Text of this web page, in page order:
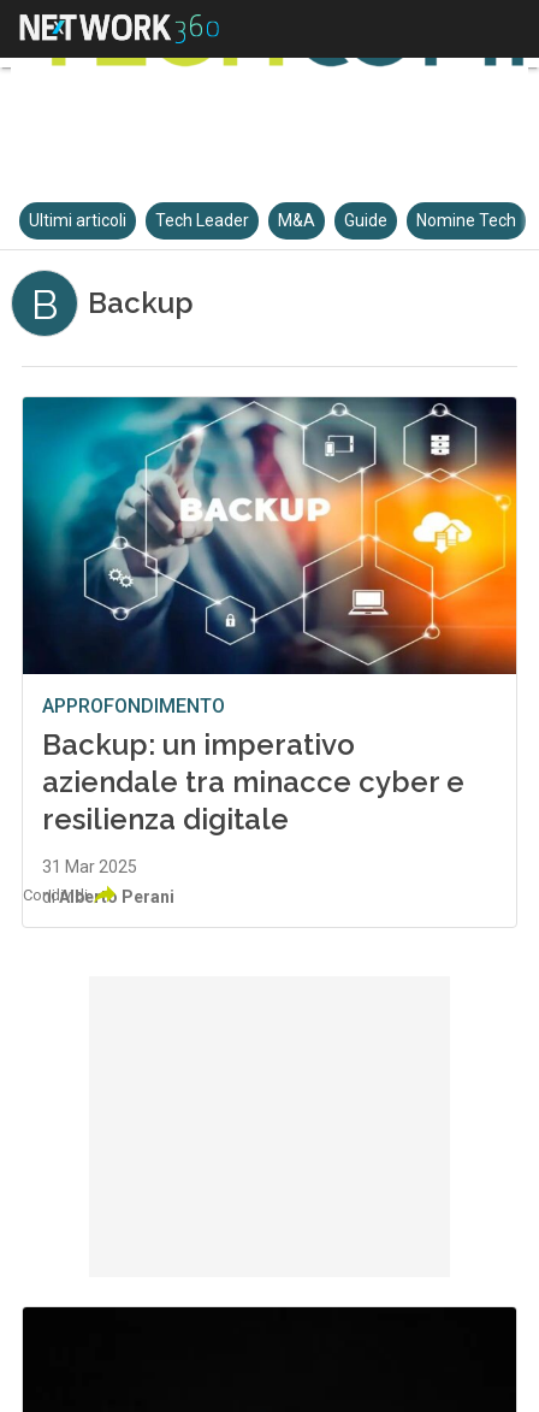
Ultimi articoli Tech Leader M&A Guide Nomine Tech
B Backup
APPROFONDIMENTO
Backup: un imperativo
aziendale tra minacce cyber e
resilienza digitale
31 Mar 2025
diAlberto Perani
Condividi